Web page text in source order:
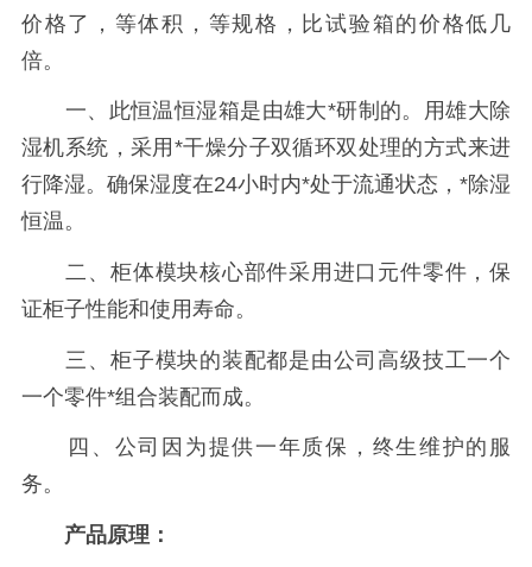
价格了，等体积，等规格，比试验箱的价格低几
倍。
一、此恒温恒湿箱是由雄大*研制的。用雄大除
湿机系统，采用*干燥分子双循环双处理的方式来进
行降湿。确保湿度在24小时内*处于流通状态，*除湿
恒温。
二、柜体模块核心部件采用进口元件零件，保
证柜子性能和使用寿命。
三、柜子模块的装配都是由公司高级技工一个
一个零件*组合装配而成。
四、公司因为提供一年质保，终生维护的服
务。
产品原理：